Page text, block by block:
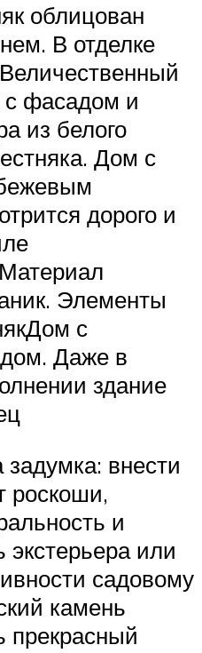
облицован
В отделке
фасадом и
из белого
Дом с
дорого и
Элементы
с
Даже в
здание
внести
роскоши,
и
экстерьера или
садовому
камень
прекрасный